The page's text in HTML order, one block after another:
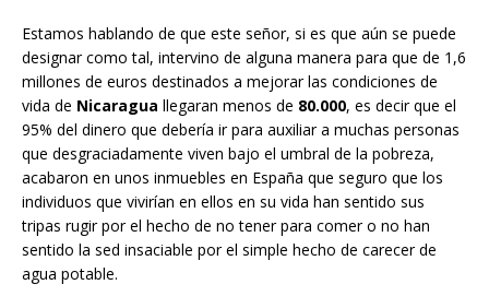
Estamos hablando de que este señor, si es que aún se puede
designar como tal, intervino de alguna manera para que de 1,6
millones de euros destinados a mejorar las condiciones de
vida de Nicaragua llegaran menos de 80.000, es decir que el
95% del dinero que debería ir para auxiliar a muchas personas
que desgraciadamente viven bajo el umbral de la pobreza,
acabaron en unos inmuebles en España que seguro que los
individuos que vivirían en ellos en su vida han sentido sus
tripas rugir por el hecho de no tener para comer o no han
sentido la sed insaciable por el simple hecho de carecer de
agua potable.